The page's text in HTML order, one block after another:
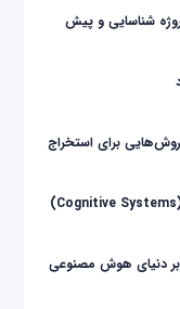
شناسایی و پیش
برای استخراج
آشنایی با مفهوم سیستم های شناختی (Cognitive Systems)
بر دنیای هوش مصنوعی